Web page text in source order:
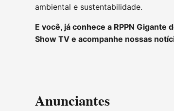
ambiental e sustentabilidade.
E você, já conhece a RPPN
Show TV e acompanhe nossas
Anunciantes